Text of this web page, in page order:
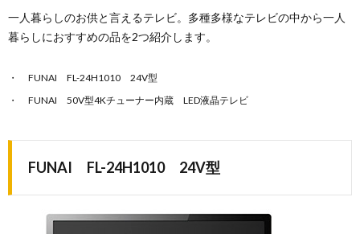
一人暮らしのお供と言えるテレビ。多種多様なテレビの中から一人
暮らしにおすすめの品を2つ紹介します。
FUNAI FL-24H1010 24V型
FUNAI 50V型4Kチューナー内蔵 LED液晶テレビ
FUNAI FL-24H1010 24V型